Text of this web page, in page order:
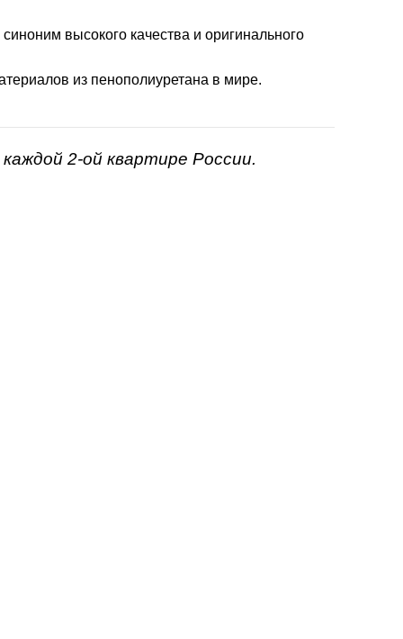
высокого качества и оригинального
из пенополиуретана в мире.
2-ой квартире России.